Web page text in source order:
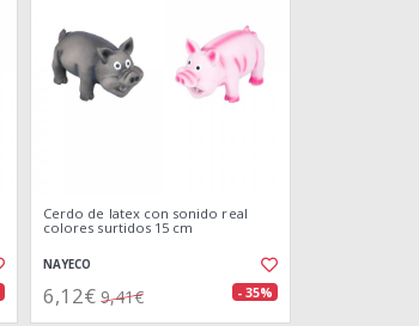
Cerdo de latex con sonido real
colores surtidos 15 cm
NAYECO
6,12€ 9,41€ - 35%